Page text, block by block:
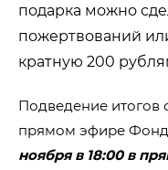
подарка можно
пожертвований
кратную 200
Подведение итогов
прямом эфире
ноября в 18:00 в